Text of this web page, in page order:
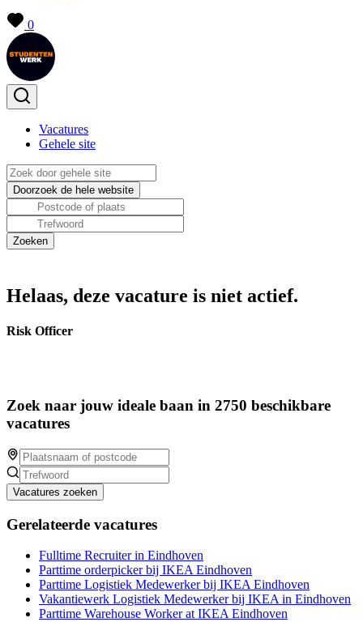
0
Vacatures
Gehele site
Helaas, deze vacature is niet actief.
Risk Officer
Zoek naar jouw ideale baan in 2750 beschikbare
vacatures
Vacatures zoeken
Gerelateerde vacatures
Fulltime Recruiter in Eindhoven
Parttime orderpicker bij IKEA Eindhoven
Parttime Logistiek Medewerker bij IKEA Eindhoven
Vakantiewerk Logistiek Medewerker bij IKEA in Eindhoven
Parttime Warehouse Worker at IKEA Eindhoven